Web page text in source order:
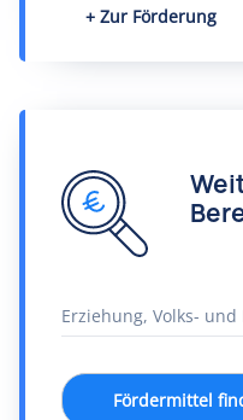
Zur Förderung
Fördermittel